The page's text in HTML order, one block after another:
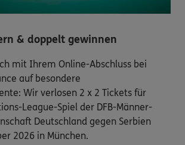
& doppelt gewinnen
mit Ihrem Online-Abschluss bei
auf besondere
Wir verlosen 2 x 2 Tickets für
League-Spiel der DFB-Männer-
Deutschland gegen Serbien
2026 in München.